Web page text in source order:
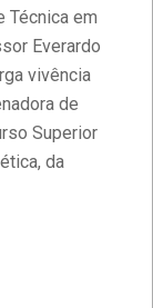
Técnica em
Everardo
vivência
de
Superior
da